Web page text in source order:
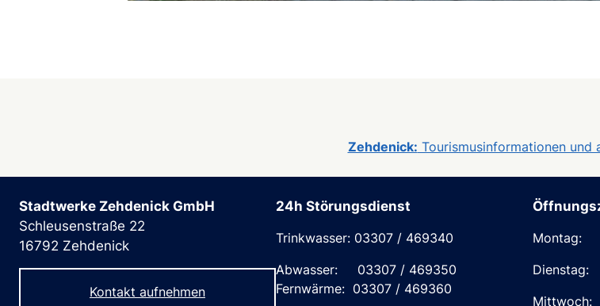
Zehdenick: Tourismusinformationen und
Stadtwerke Zehdenick GmbH
Schleusenstraße 22
16792 Zehdenick
Kontakt aufnehmen
24h Störungsdienst
Trinkwasser: 03307 / 469340
Abwasser: 03307 / 469350
Fernwärme: 03307 / 469360
Montag:
Dienstag: